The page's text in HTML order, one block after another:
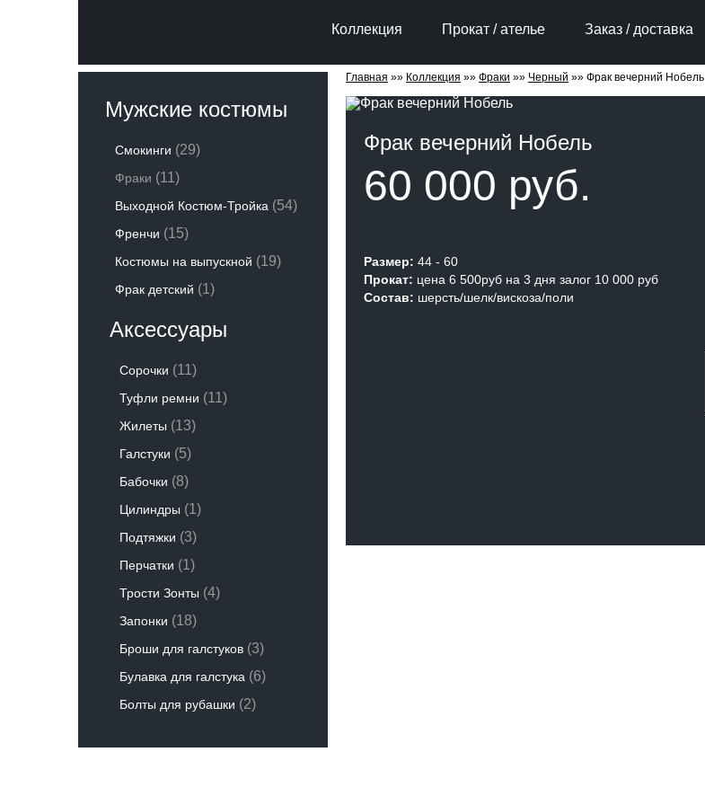
Коллекция Прокат / ателье Заказ / доставка
Мужские костюмы
Смокинги (29)
Фраки (11)
Выходной Костюм-Тройка (54)
Френчи (15)
Костюмы на выпускной (19)
Фрак детский (1)
Аксессуары
Сорочки (11)
Туфли ремни (11)
Жилеты (13)
Галстуки (5)
Бабочки (8)
Цилиндры (1)
Подтяжки (3)
Перчатки (1)
Трости Зонты (4)
Запонки (18)
Броши для галстуков (3)
Булавка для галстука (6)
Болты для рубашки (2)
Главная »» Коллекция »» Фраки »» Черный »» Фрак вечерний Нобель
Фрак вечерний Нобель
60 000 руб.
Размер: 44 - 60
Прокат: цена 6 500руб на 3 дня залог 10 000 руб
Состав: шерсть/шелк/вискоза/поли